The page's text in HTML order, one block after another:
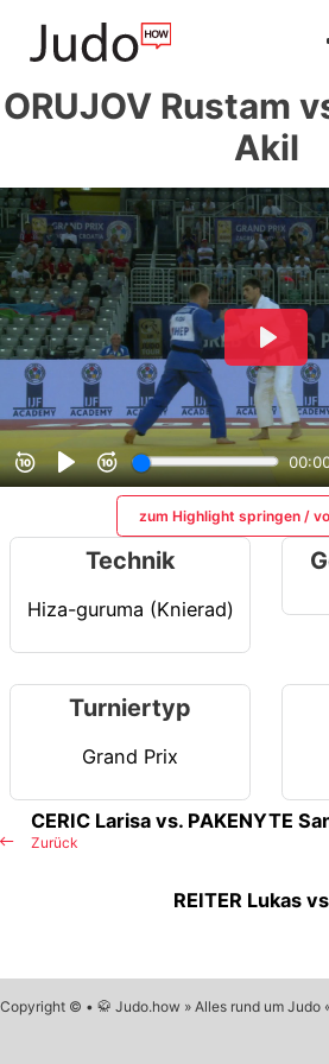
ORUJOV Rustam
Akil
zum Highlight springen /
Technik
Hiza-guruma (Knierad)
Turniertyp
Grand Prix
Zurück
CERIC Larisa vs. PAKENYTE
REITER Lukas
Copyright © • 🥋 Judo.how » Alles rund um Judo